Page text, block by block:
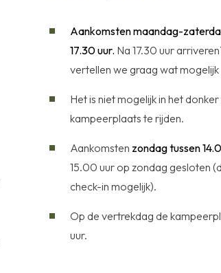
Aankomsten maandag-
17.30 uur. Na 17.30 uur
vertellen we graag wat mogelijk
Het is niet mogelijk in het
kampeerplaats te rijden.
Aankomsten zondag tussen
15.00 uur op zondag gesloten
check-in mogelijk).
Op de vertrekdag de
uur.